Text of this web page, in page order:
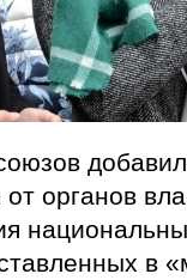
органов
в